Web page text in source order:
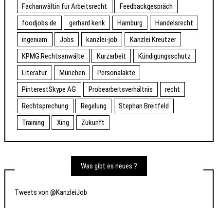
Fachanwältin für Arbeitsrecht
Feedbackgespräch
foodjobs.de
gerhard kenk Hamburg
Handelsrecht
ingeniam
Jobs kanzlei-job
Kanzlei Kreutzer
KPMG Rechtsanwälte
Kurzarbeit
Kündigungsschutz
Literatur
München
Personalakte
PinterestSkype AG
Probearbeitsverhältnis
recht
Rechtsprechung
Regelung
Stephan Breitfeld
Training
Xing Zukunft
Was gibt es neues ?
Tweets von @KanzleiJob